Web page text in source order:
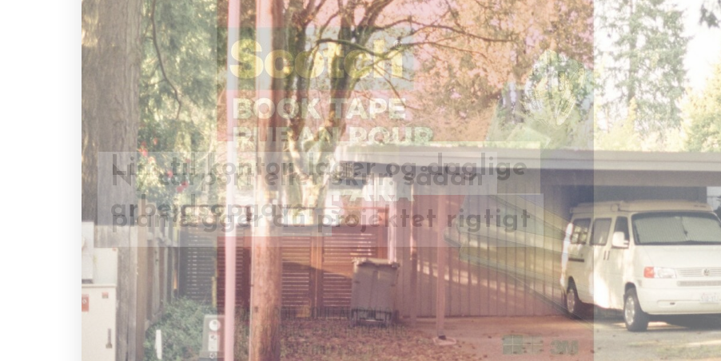
Ny carport eller skur: sådan
planlægger du projektet rigtigt
Lim til kontor, lager og daglige
arbejdsopgaver